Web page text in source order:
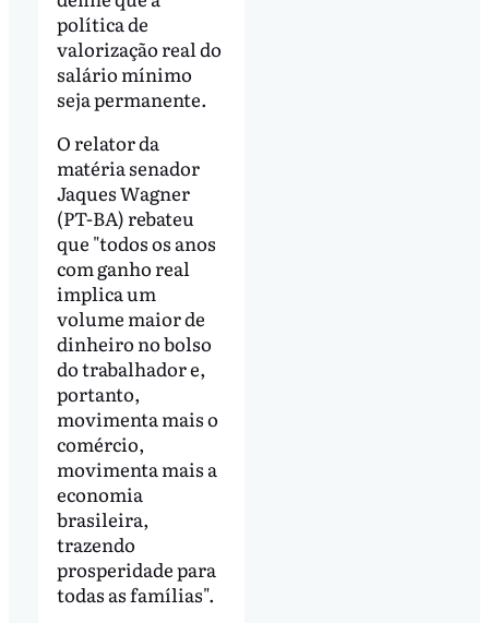
política de
valorização real do
salário mínimo
seja permanente.
O relator da
matéria senador
Jaques Wagner
(PT-BA) rebateu
que "todos os anos
com ganho real
implica um
volume maior de
dinheiro no bolso
do trabalhador e,
portanto,
movimenta mais o
comércio,
movimenta mais a
economia
brasileira,
trazendo
prosperidade para
todas as famílias".